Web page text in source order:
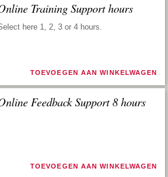
Training Support hours
here 1, 2, 3 or 4 hours.
TOEVOEGEN AAN WINKELWAGEN
Feedback Support 8 hours
TOEVOEGEN AAN WINKELWAGEN